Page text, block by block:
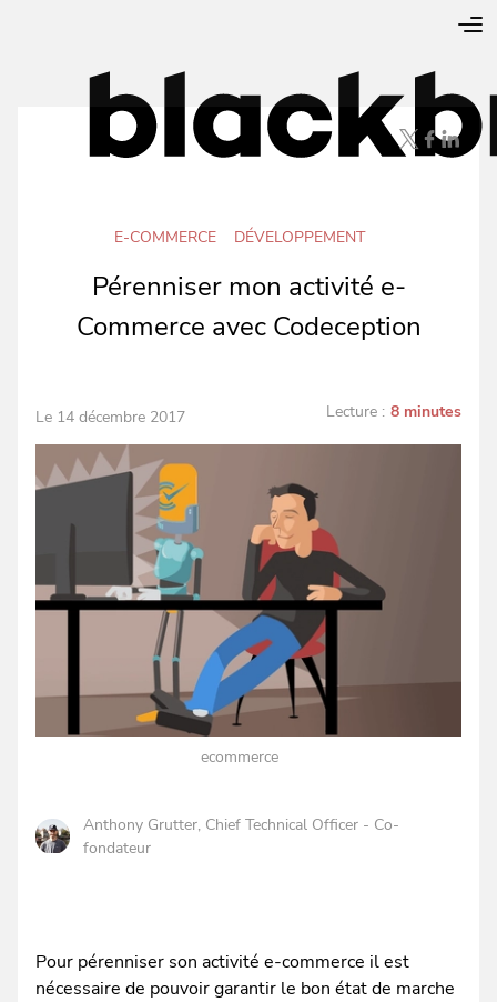
E-COMMERCE DÉVELOPPEMENT
Pérenniser mon activité e-
Commerce avec Codeception
Anthony Grutter, Chief Technical Officer - Co-
fondateur
Le 14 décembre 2017
ecommerce
Lecture : 8 minutes
Pour pérenniser son activité e-commerce il est
nécessaire de pouvoir garantir le bon état de marche